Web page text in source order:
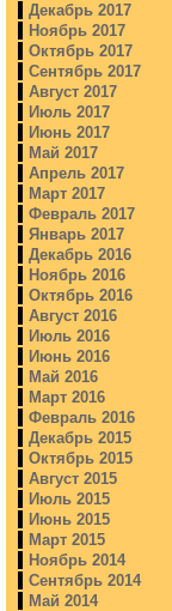
Декабрь 2017
Ноябрь 2017
Октябрь 2017
Сентябрь 2017
Август 2017
Июль 2017
Июнь 2017
Май 2017
Апрель 2017
Март 2017
Февраль 2017
Январь 2017
Декабрь 2016
Ноябрь 2016
Октябрь 2016
Август 2016
Июль 2016
Июнь 2016
Май 2016
Март 2016
Февраль 2016
Декабрь 2015
Октябрь 2015
Август 2015
Июль 2015
Июнь 2015
Март 2015
Ноябрь 2014
Сентябрь 2014
Май 2014